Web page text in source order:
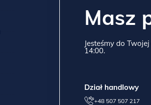
Masz
Jesteśmy do
14:00.
Dział handlowy
+48 507 507 217